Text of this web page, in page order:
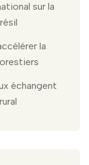
sur la
la
échangent